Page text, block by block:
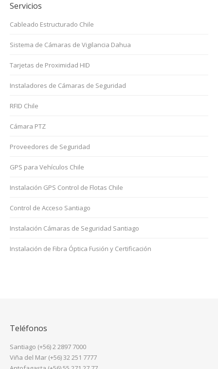
Servicios
Cableado Estructurado Chile
Sistema de Cámaras de Vigilancia Dahua
Tarjetas de Proximidad HID
Instaladores de Cámaras de Seguridad
RFID Chile
Cámara PTZ
Proveedores de Seguridad
GPS para Vehículos Chile
Instalación GPS Control de Flotas Chile
Control de Acceso Santiago
Instalación Cámaras de Seguridad Santiago
Instalación de Fibra Óptica Fusión y Certificación
Teléfonos
Santiago (+56) 2 2897 7000
Viña del Mar (+56) 32 251 7777